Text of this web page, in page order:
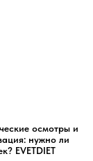
осмотры и
нужно ли
EVETDIET